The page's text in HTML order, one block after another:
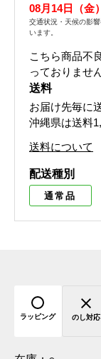
08月14日（金
交通状況・天候の影
います。
こちら商品不
っておりませ
送料
お届け先毎に
沖縄県は送料
送料について
配送種別
通常品
ラッピング のし対応